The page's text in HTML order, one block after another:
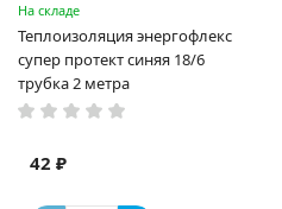
На складе
Теплоизоляция энергофлекс
супер протект синяя 18/6
трубка 2 метра
42 ₽